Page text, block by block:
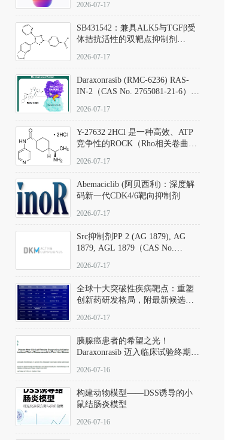
范
2026-07-17
SB431542：兼具ALK5与TGFβ受
体拮抗活性的双靶点抑制剂
D801067）
2026-07-17
Daraxonrasib (RMC-6236) RAS-
IN-2（CAS No. 2765081-21-6）：
向KRAS/NRAS/HRAS的广谱RAS
2026-07-17
Y-27632 2HCl 是一种高效、ATP
竞争性的ROCK（Rho相关卷曲螺
同等抑制ROCK1与ROCK2；其通
过精准嵌入激酶的ATP结合位点
发挥抑制作用，对ROCK1和
ROCK2的解离常数（Ki）分别为
140 nM和300 nM；在众多丝氨酸/
中，其靶向ROCK的选择性超过
200倍，凸显出优异的分子特异
2026-07-17
Abemaciclib (阿贝西利)：深度解
码新一代CDK4/6靶向抑制剂
2026-07-17
Src抑制剂PP 2 (AG 1879), AG
1879, AGL 1879（CAS No.
应用指南
2026-07-17
全球十大突破性疾病靶点：重塑
创新药研发格局，附最新候选分
2026-07-17
胰腺癌患者的希望之光！
Daraxonrasib 迈入临床试验终期阶
2026-07-16
构建动物模型——DSS诱导的小
鼠结肠炎模型
2026-07-16